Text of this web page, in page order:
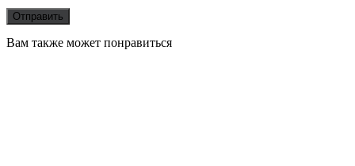
Вам также может понравиться